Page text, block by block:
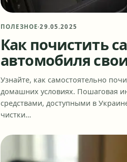
ПОЛЕЗНОЕ·29.05.2025
Как почистить
автомобиля
Узнайте, как самостоятельно
домашних условиях. Пошаговая
средствами, доступными в
чистки…